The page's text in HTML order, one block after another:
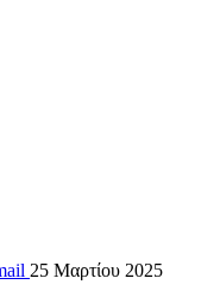
25 Μαρτίου 2025